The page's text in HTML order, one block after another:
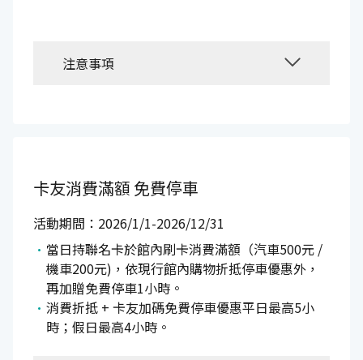
注意事項
卡友消費滿額 免費停車
活動期間：2026/1/1-2026/12/31
當日持聯名卡於館內刷卡消費滿額（汽車500元 /
機車200元)，依現行館內購物折抵停車優惠外，
再加贈免費停車1小時。
消費折抵 + 卡友加碼免費停車優惠平日最高5小
時；假日最高4小時。